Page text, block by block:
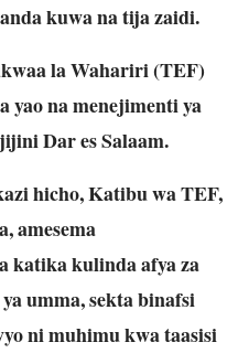
kuwa na tija zaidi.
la Wahariri (TEF)
yao namenejimenti ya
Dar es Salaam.
hicho, Katibu wa TEF,
amesema
katika kulinda afya za
umma,sekta binafsi
ni muhimu kwa taasisi